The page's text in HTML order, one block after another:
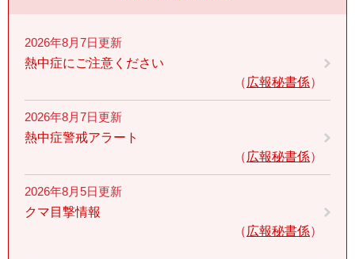
2026年8月7日更新
熱中症にご注意ください
広報秘書係
2026年8月7日更新
熱中症警戒アラート
広報秘書係
2026年8月5日更新
クマ目撃情報
広報秘書係